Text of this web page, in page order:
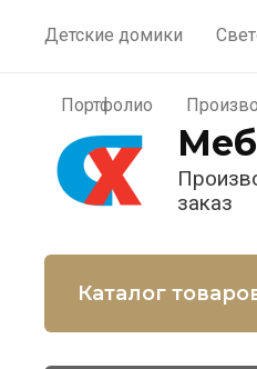
Детские домики
Портфолио
заказ
Каталог